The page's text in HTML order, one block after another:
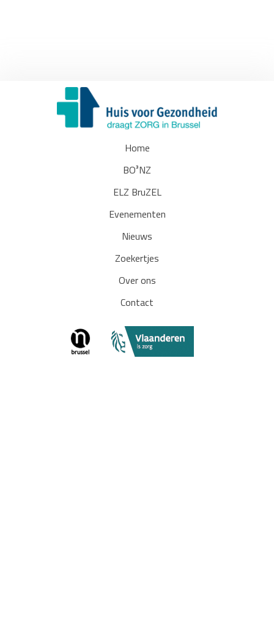
Home
BO³NZ
ELZ BruZEL
Evenementen
Nieuws
Zoekertjes
Over ons
Contact